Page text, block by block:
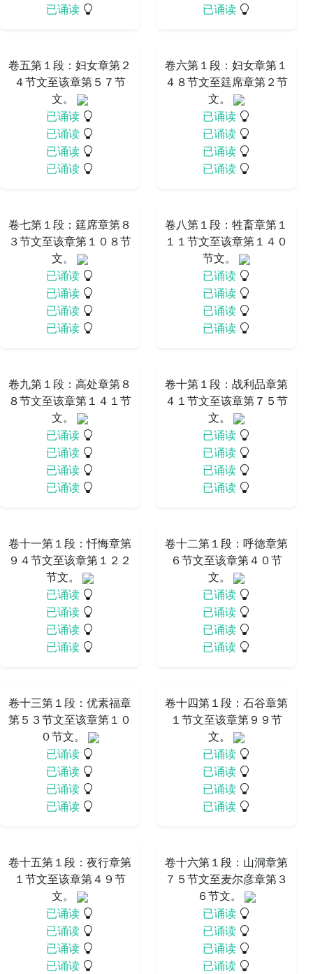
已诵读
已诵读
卷五第１段：妇女章第２
４节文至该章第５７节
文。
已诵读
已诵读
已诵读
已诵读
卷六第１段：妇女章第１
４８节文至筳席章第２节
文。
已诵读
已诵读
已诵读
已诵读
卷七第１段：筳席章第８
３节文至该章第１０８节
文。
已诵读
已诵读
已诵读
已诵读
卷八第１段：牲畜章第１
１１节文至该章第１４０
节文。
已诵读
已诵读
已诵读
已诵读
卷九第１段：高处章第８
８节文至该章第１４１节
文。
已诵读
已诵读
已诵读
已诵读
卷十第１段：战利品章第
４１节文至该章第７５节
文。
已诵读
已诵读
已诵读
已诵读
卷十一第１段：忏悔章第
９４节文至该章第１２２
节文。
已诵读
已诵读
已诵读
已诵读
卷十二第１段：呼徳章第
６节文至该章第４０节
文。
已诵读
已诵读
已诵读
已诵读
卷十三第１段：优素福章
第５３节文至该章第１０
０节文。
已诵读
已诵读
已诵读
已诵读
卷十四第１段：石谷章第
１节文至该章第９９节
文。
已诵读
已诵读
已诵读
已诵读
卷十五第１段：夜行章第
１节文至该章第４９节
文。
已诵读
已诵读
已诵读
已诵读
卷十六第１段：山洞章第
７５节文至麦尔彦章第３
６节文。
已诵读
已诵读
已诵读
已诵读